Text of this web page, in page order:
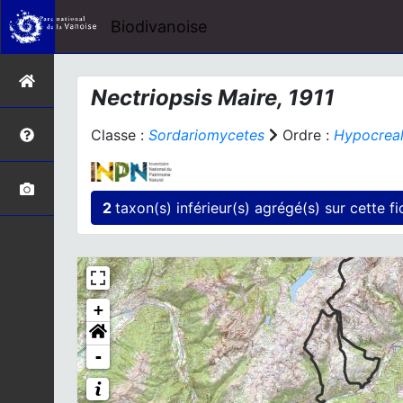
Biodivanoise
Nectriopsis Maire, 1911
Classe : Sordariomycetes Ordre :
2 taxon(s)
+
-